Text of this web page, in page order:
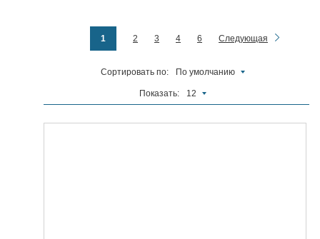
Акционные
товары
1 2 3 4 6 Следующая
Сортировать по: По умолчанию
Показать: 12